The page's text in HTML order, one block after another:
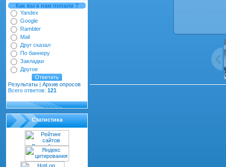
Как вы к нам попали ?
Yandex
Google
Rambler
Mail
Друг сказал
По баннеру
Закладки
Другое
Результаты | Архив опросов
Всего ответов: 121
Статистика